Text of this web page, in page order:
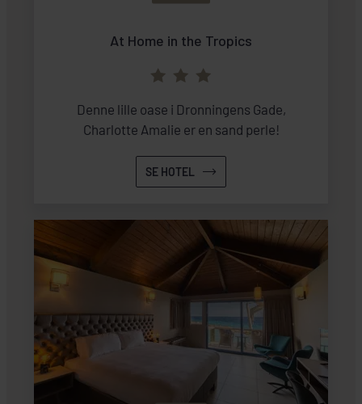
At Home in the Tropics
Denne lille oase i Dronningens Gade,
Charlotte Amalie er en sand perle!
SE HOTEL